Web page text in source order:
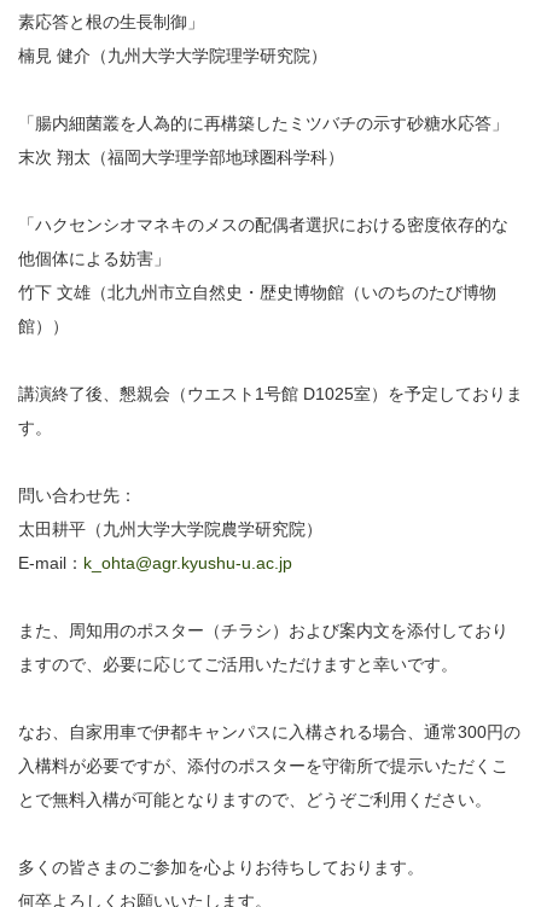
素応答と根の生長制御」
楠見 健介（九州大学大学院理学研究院）
「腸内細菌叢を人為的に再構築したミツバチの示す砂糖水応答」
末次 翔太（福岡大学理学部地球圏科学科）
「ハクセンシオマネキのメスの配偶者選択における密度依存的な
他個体による妨害」
竹下 文雄（北九州市立自然史・歴史博物館（いのちのたび博物
館））
講演終了後、懇親会（ウエスト1号館 D1025室）を予定しておりま
す。
問い合わせ先：
太田耕平（九州大学大学院農学研究院）
E-mail： k_ohta@agr.kyushu-u.ac.jp
また、周知用のポスター（チラシ）および案内文を添付しており
ますので、必要に応じてご活用いただけますと幸いです。
なお、自家用車で伊都キャンパスに入構される場合、通常300円の
入構料が必要ですが、添付のポスターを守衛所で提示いただくこ
とで無料入構が可能となりますので、どうぞご利用ください。
多くの皆さまのご参加を心よりお待ちしております。
何卒よろしくお願いいたします。